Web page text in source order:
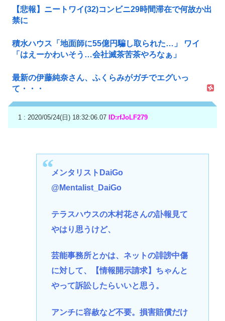
【悲報】ニートワイ(32)コンビニ29時間滞在で何故か出
禁に
積水ハウス「地面師に55億円騙し取られた…」 ワイ
「はえーかわいそう…会社滅茶苦茶やろなぁ」
最新の伊藤純奈さん、ふくらみがガチでエグいっ
て・・・
1 : 2020/05/24(日) 18:32:06.07 ID:rfJoLF279
メンタリストDaiGo
@Mentalist_DaiGo
テラスハウスの木村花さんの訃報見て
やはり思うけど、
芸能事務所とかは、ネットの誹謗中傷
に対して、【情報開示請求】ちゃんと
やって訴訟したらいいと思う。
アンチに容赦など不要。損害賠償だけ